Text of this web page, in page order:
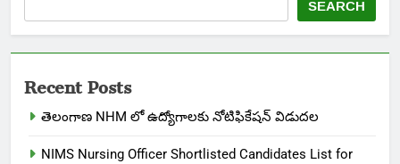
SEARCH
Recent Posts
తెలంగాణ NHM లో ఉద్యోగాలకు నోటిఫికేషన్ విడుదల
NIMS Nursing Officer Shortlisted Candidates List for